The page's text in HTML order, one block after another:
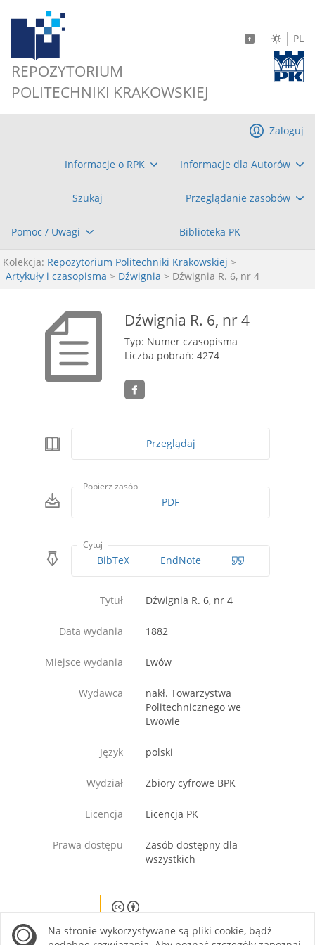
REPOZYTORIUM
POLITECHNIKI KRAKOWSKIEJ
PL
Informacje o RPK Informacje dla Autorów
Szukaj Przeglądanie zasobów
Pomoc / Uwagi Biblioteka PK
Zaloguj
Kolekcja: Repozytorium Politechniki Krakowskiej >
Artykuły i czasopisma > Dźwignia > Dźwignia R. 6, nr 4
Dźwignia R. 6, nr 4
Typ: Numer czasopisma
Liczba pobrań: 4274
Przeglądaj
Pobierz zasób
PDF
Cytuj
BibTeX EndNote
Tytuł Dźwignia R. 6, nr 4
Data wydania 1882
Miejsce wydania Lwów
Wydawca
nakł. Towarzystwa
Politechnicznego we
Lwowie
Język polski
Wydział Zbiory cyfrowe BPK
Licencja Licencja PK
Prawa dostępu
Zasób dostępny dla
wszystkich
site is licensed under a Creative Commons
Attribution 4.0 International license.
Na stronie wykorzystywane są pliki cookie, bądź